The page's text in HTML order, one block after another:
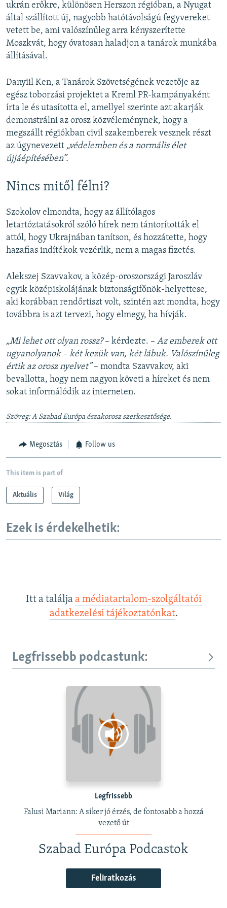
ukrán erőkre, különösen Herszon régióban, a Nyugat
által szállított új, nagyobb hatótávolságú fegyvereket
vetett be, ami valószínűleg arra kényszerítette
Moszkvát, hogy óvatosan haladjon a tanárok munkába
állításával.
Danyiil Ken, a Tanárok Szövetségének vezetője az
egész toborzási projektet a Kreml PR-kampányaként
írta le és utasította el, amellyel szerinte azt akarják
demonstrálni az orosz közvéleménynek, hogy a
megszállt régiókban civil szakemberek vesznek részt
az úgynevezett „védelemben és a normális élet
újjáépítésében”.
Nincs mitől félni?
Szokolov elmondta, hogy az állítólagos
letartóztatásokról szóló hírek nem tántorították el
attól, hogy Ukrajnában tanítson, és hozzátette, hogy
hazafias indítékok vezérlik, nem a magas fizetés.
Alekszej Szavvakov, a közép-oroszországi Jaroszláv
egyik középiskolájának biztonságifőnök-helyettese,
aki korábban rendőrtiszt volt, szintén azt mondta, hogy
továbbra is azt tervezi, hogy elmegy, ha hívják.
„Mi lehet ott olyan rossz?– kérdezte. – Az emberek ott
ugyanolyanok – két kezük van, két lábuk. Valószínűleg
értik az orosz nyelvet”– mondta Szavvakov, aki
bevallotta, hogy nem nagyon követi a híreket és nem
sokat informálódik az interneten.
Szöveg: A Szabad Európa északorosz szerkesztősége.
Megosztás Follow us
This item is part of
Aktuális Világ
Ezek is érdekelhetik:
Itt a találja a médiatartalom-szolgáltatói
adatkezelési tájékoztatónkat.
Legfrissebb podcastunk:
Legfrissebb
Falusi Mariann: A siker jó érzés, de fontosabb a hozzá
vezető út
Szabad Európa Podcastok
Feliratkozás